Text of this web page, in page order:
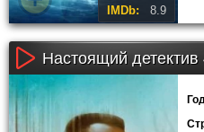
IMDb: 8.9